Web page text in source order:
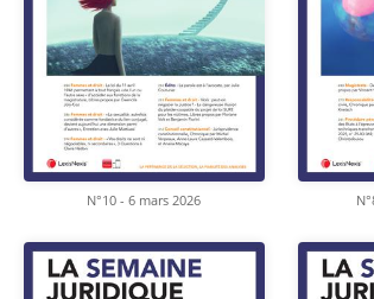
N°10 - 6 mars 2026